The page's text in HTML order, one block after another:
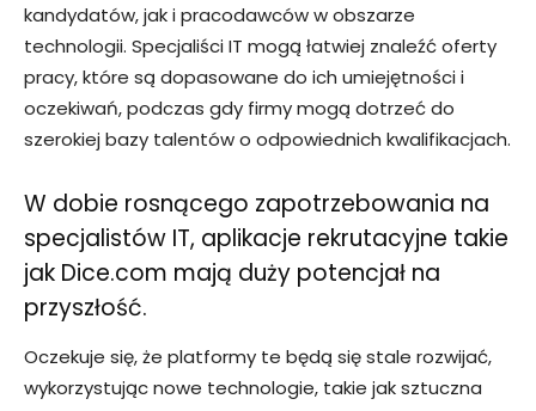
kandydatów, jak i pracodawców w obszarze
technologii. Specjaliści IT mogą łatwiej znaleźć oferty
pracy, które są dopasowane do ich umiejętności i
oczekiwań, podczas gdy firmy mogą dotrzeć do
szerokiej bazy talentów o odpowiednich kwalifikacjach.
W dobie rosnącego zapotrzebowania na
specjalistów IT, aplikacje rekrutacyjne takie
jak Dice.com mają duży potencjał na
przyszłość.
Oczekuje się, że platformy te będą się stale rozwijać,
wykorzystując nowe technologie, takie jak sztuczna